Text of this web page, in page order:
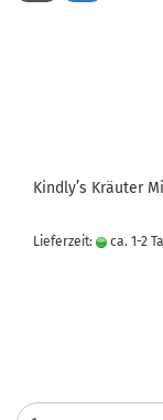
Kindly’s Kräuter
Lieferzeit: ca. 1-2